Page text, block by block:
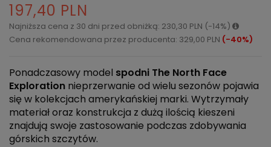
197,40 PLN
Najniższa cena z 30 dni przed obniżką: 230,30 PLN (-14%)
Cena rekomendowana przez producenta: 329,00 PLN (-40%)
Ponadczasowy model spodni The North Face
Exploration nieprzerwanie od wielu sezonów pojawia
się w kolekcjach amerykańskiej marki. Wytrzymały
materiał oraz konstrukcja z dużą ilością kieszeni
znajdują swoje zastosowanie podczas zdobywania
górskich szczytów.